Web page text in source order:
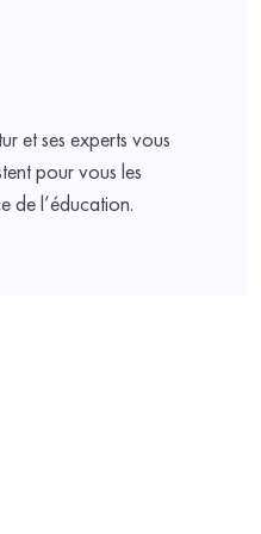
et ses experts vous
pour vous les
de l’éducation.